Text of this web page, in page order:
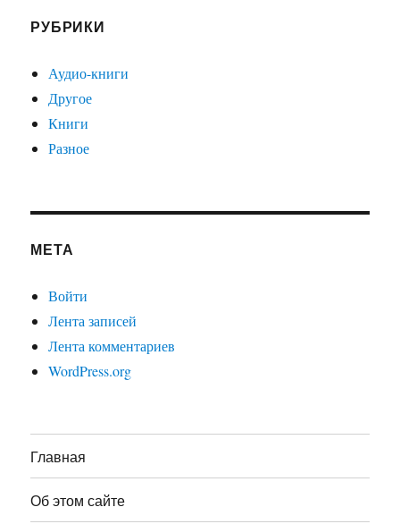
РУБРИКИ
Аудио-книги
Другое
Книги
Разное
МЕТА
Войти
Лента записей
Лента комментариев
WordPress.org
Главная
Об этом сайте